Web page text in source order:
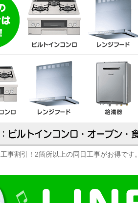
事割引！2箇所以上の同日工事がお得です。